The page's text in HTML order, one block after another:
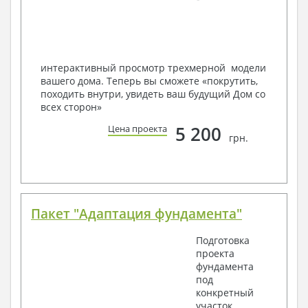
условий, за дополнительную плату.
Получить профессиональную консультацию у
наших специалистов, Вы можете любым
способом связи: закажите обратный звонок,
по viber, e-mail, телефон -
интерактивный просмотр трехмерной модели
вашего дома. Теперь вы сможете «покрутить,
походить внутри, увидеть ваш будущий Дом со
всех сторон»
Цена проекта 5 200 грн.
Пакет "Адаптация фундамента"
Подготовка
проекта
фундамента
под
конкретный